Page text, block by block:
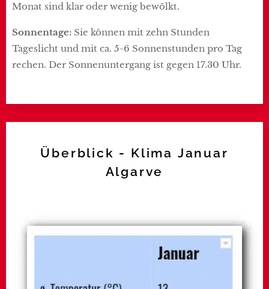
Monat sind klar oder wenig bewölkt.
Sonnentage: Sie können mit zehn Stunden
Tageslicht und mit ca. 5-6 Sonnenstunden pro Tag
rechen. Der Sonnenuntergang ist gegen 17.30 Uhr.
Überblick - Klima Januar
Algarve